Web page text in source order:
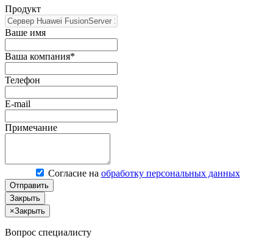
Продукт
Ваше имя
Ваша компания*
Телефон
E-mail
Примечание
Согласие на обработку персональных данных
Отправить
Закрыть
×Закрыть
Вопрос специалисту